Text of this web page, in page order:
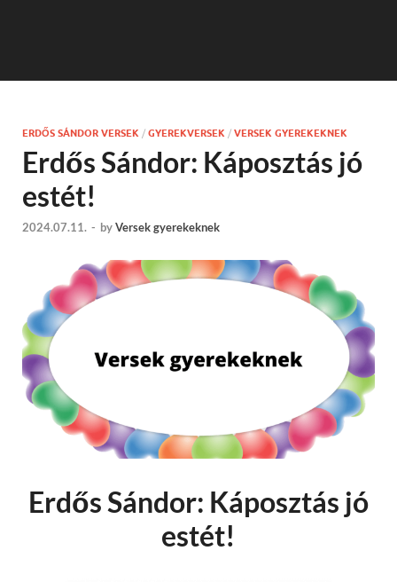
ERDŐS SÁNDOR VERSEK / GYEREKVERSEK / VERSEK GYEREKEKNEK
Erdős Sándor: Káposztás jó
estét!
2024.07.11. - byVersek gyerekeknek
Erdős Sándor: Káposztás jó
estét!